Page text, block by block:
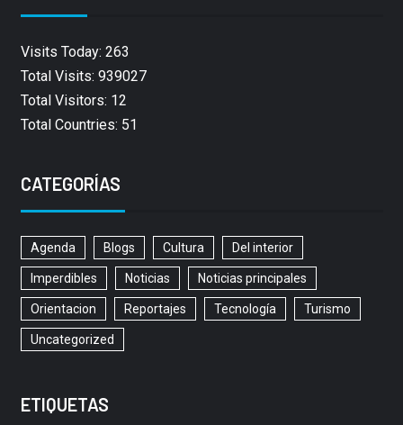
Visits Today: 263
Total Visits: 939027
Total Visitors: 12
Total Countries: 51
CATEGORÍAS
Agenda Blogs Cultura Del interior
Imperdibles Noticias Noticias principales
Orientacion Reportajes Tecnología Turismo
Uncategorized
ETIQUETAS